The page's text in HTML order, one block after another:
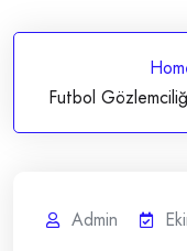
Futbol
Admin